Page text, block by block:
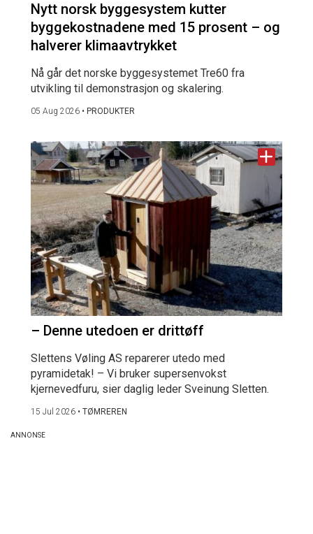
Nytt norsk byggesystem kutter
byggekostnadene med 15 prosent – og
halverer klimaavtrykket
Nå går det norske byggesystemet Tre60 fra
utvikling til demonstrasjon og skalering.
05 Aug 2026 • PRODUKTER
– Denne utedoen er drittøff
Slettens Vøling AS reparerer utedo med
pyramidetak! – Vi bruker supersenvokst
kjernevedfuru, sier daglig leder Sveinung Sletten.
15 Jul 2026 • TØMREREN